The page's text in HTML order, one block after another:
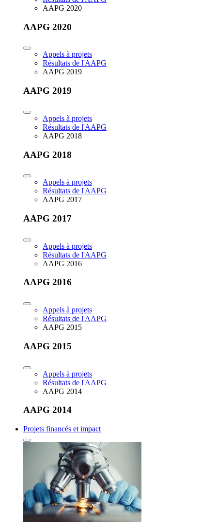
AAPG 2020
AAPG 2020
Appels à projets
Résultats de l'AAPG
AAPG 2019
AAPG 2019
Appels à projets
Résultats de l'AAPG
AAPG 2018
AAPG 2018
Appels à projets
Résultats de l'AAPG
AAPG 2017
AAPG 2017
Appels à projets
Résultats de l'AAPG
AAPG 2016
AAPG 2016
Appels à projets
Résultats de l'AAPG
AAPG 2015
AAPG 2015
Appels à projets
Résultats de l'AAPG
AAPG 2014
AAPG 2014
Projets financés et impact